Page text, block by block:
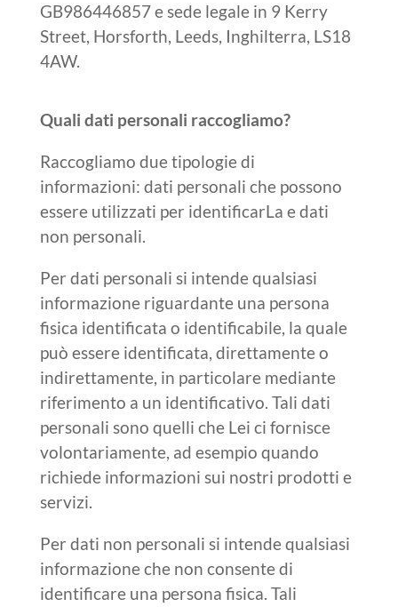
GB986446857 e sede legale in 9 Kerry
Street, Horsforth, Leeds, Inghilterra, LS18
4AW.
Quali dati personali raccogliamo?
Raccogliamo due tipologie di
informazioni: dati personali che possono
essere utilizzati per identificarLa e dati
non personali.
Per dati personali si intende qualsiasi
informazione riguardante una persona
fisica identificata o identificabile, la quale
può essere identificata, direttamente o
indirettamente, in particolare mediante
riferimento a un identificativo. Tali dati
personali sono quelli che Lei ci fornisce
volontariamente, ad esempio quando
richiede informazioni sui nostri prodotti e
servizi.
Per dati non personali si intende qualsiasi
informazione che non consente di
identificare una persona fisica. Tali